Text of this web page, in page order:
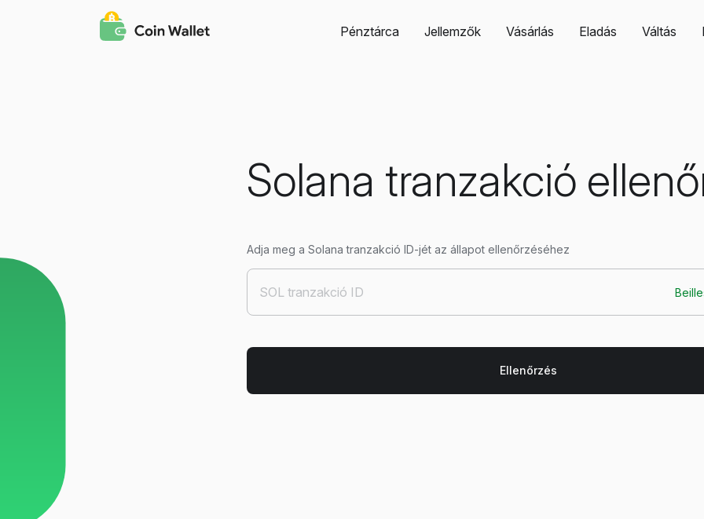
Pénztárca Jellemzők Vásárlás Eladás Váltás
Solana tranzakció
Adja meg a Solana tranzakció ID-jét az állapot ellenőrzéséhez